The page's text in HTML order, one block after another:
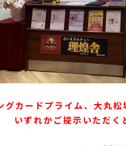
グカードプライム、大丸
いずれかご提示いただく